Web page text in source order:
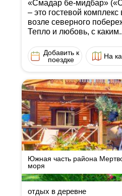
«Смадар бе-мидбар»
‒ это гостевой
возле северного
Тепло и любовь, с
Добавить к
поездке
На
Южная часть района
моря
отдых в деревне